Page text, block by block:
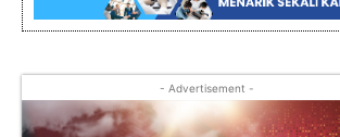
- Advertisement -